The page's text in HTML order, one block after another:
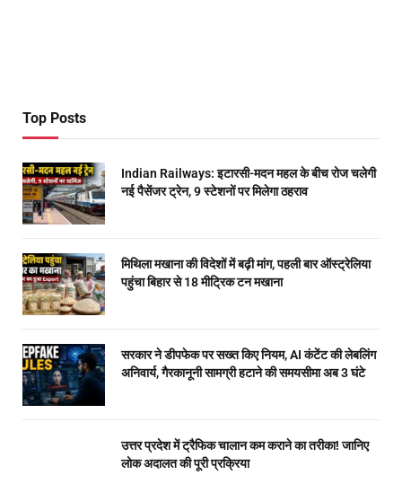
Top Posts
Indian Railways: इटारसी-मदन महल के बीच रोज चलेगी
नई पैसेंजर ट्रेन, 9 स्टेशनों पर मिलेगा ठहराव
मिथिला मखाना की विदेशों में बढ़ी मांग, पहली बार ऑस्ट्रेलिया
पहुंचा बिहार से 18 मीट्रिक टन मखाना
सरकार ने डीपफेक पर सख्त किए नियम, AI कंटेंट की लेबलिंग
अनिवार्य, गैरकानूनी सामग्री हटाने की समयसीमा अब 3 घंटे
उत्तर प्रदेश में ट्रैफिक चालान कम कराने का तरीका! जानिए
लोक अदालत की पूरी प्रक्रिया